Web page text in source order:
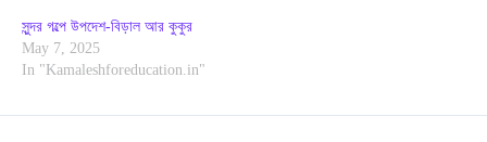
সুন্দর গল্পে উপদেশ-বিড়াল আর কুকুর
May 7, 2025
In "Kamaleshforeducation.in"